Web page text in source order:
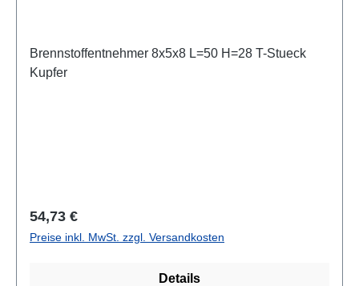
Brennstoffentnehmer 8x5x8 L=50 H=28 T-Stueck
Kupfer
Regulärer Preis:
54,73 €
Preise inkl. MwSt. zzgl. Versandkosten
Details